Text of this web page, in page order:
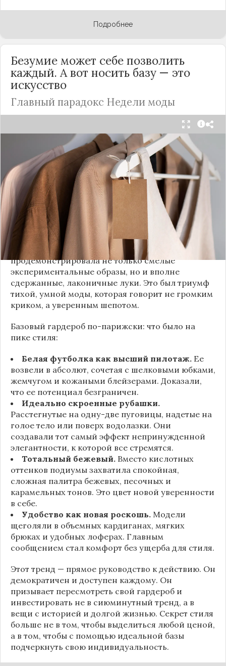
Подробнее
Безумие может себе позволить
каждый. А вот носить базу — это
искусство
Главный парадокс Недели моды
Принято считать, что Неделя моды в Париже —
это исключительно про безумные тренды, на
которые обычный человек посмотрит с
недоумением. Но самый интересный тренд этого
сезона был обращен к реальной жизни. Показы
доказали: истинная роскошь и мастерство стиля
заключаются не в эпатаже, а в виртуозном
владении базовыми вещами.
Как тонко подметила автор канала «Деловая
косметичка», завершившаяся неделя моды
продемонстрировала не только смелые
экспериментальные образы, но и вполне
сдержанные, лаконичные луки. Это был триумф
тихой, умной моды, которая говорит не громким
криком, а уверенным шепотом.
Базовый гардероб по-парижски: что было на
пике стиля:
Белая футболка как высший пилотаж. Ее
возвели в абсолют, сочетая с шелковыми юбками,
жемчугом и кожаными блейзерами. Доказали,
что ее потенциал безграничен.
Идеально скроенные рубашки.
Расстегнутые на одну-две пуговицы, надетые на
голое тело или поверх водолазки. Они
создавали тот самый эффект непринужденной
элегантности, к которой все стремятся.
Тотальный бежевый. Вместо кислотных
оттенков подиумы захватила спокойная,
сложная палитра бежевых, песочных и
карамельных тонов. Это цвет новой уверенности
в себе.
Удобство как новая роскошь. Модели
щеголяли в объемных кардиганах, мягких
брюках и удобных лоферах. Главным
сообщением стал комфорт без ущерба для стиля.
Этот тренд — прямое руководство к действию. Он
демократичен и доступен каждому. Он
призывает пересмотреть свой гардероб и
инвестировать не в сиюминутный тренд, а в
вещи с историей и долгой жизнью. Секрет стиля
больше не в том, чтобы выделиться любой ценой,
а в том, чтобы с помощью идеальной базы
подчеркнуть свою индивидуальность.